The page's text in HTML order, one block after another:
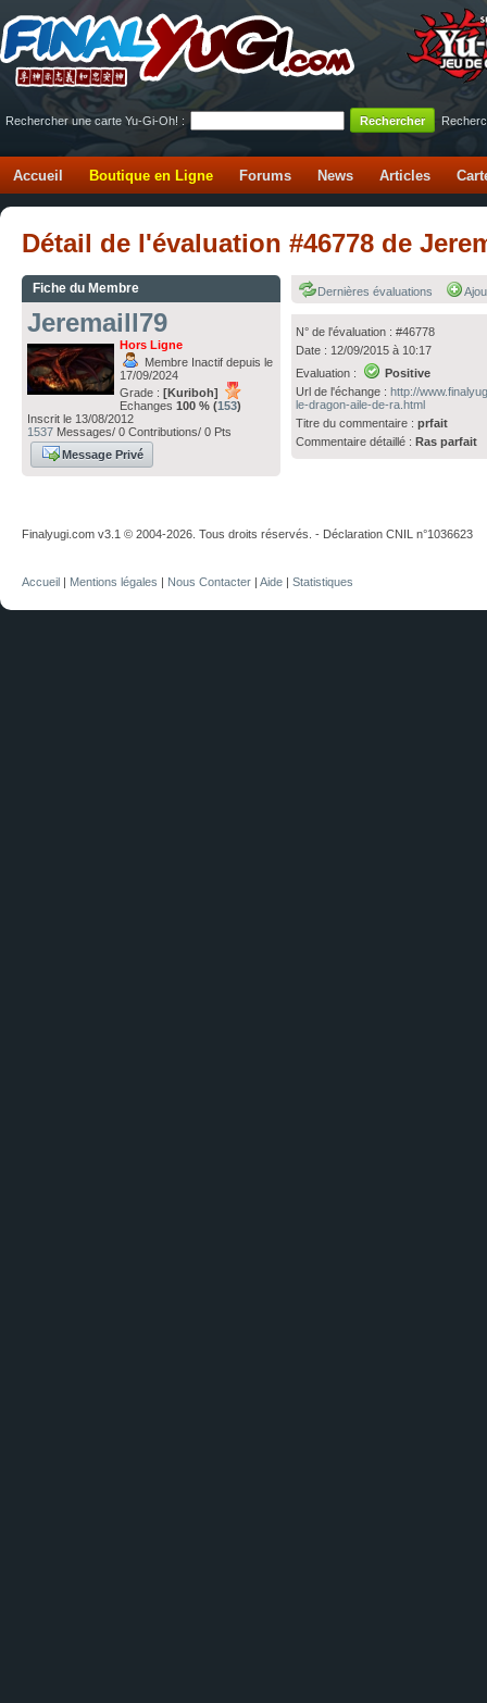
Rechercher une carte Yu-Gi-Oh! :
Accueil Boutique en Ligne Forums News Articles
Détail de l'évaluation #46778 de
Fiche du Membre
Jeremaill79
Hors Ligne
Membre Inactif depuis le
17/09/2024
Grade : [Kuriboh]
Echanges 100 % (153)
Inscrit le 13/08/2012
1537 Messages/ 0 Contributions/ 0 Pts
Message Privé
Dernières évaluations
N° de l'évaluation : #46778
Date : 12/09/2015 à 10:17
Evaluation :
Positive
Url de l'échange :http://
le-dragon-aile-de-ra.html
Titre du commentaire :prfait
Commentaire détaillé :Ras parfait
Finalyugi.com v3.1 © 2004-2026. Tous droits réservés. - Déclaration CNIL n°1036623
Accueil | Mentions légales | Nous Contacter | Aide | Statistiques